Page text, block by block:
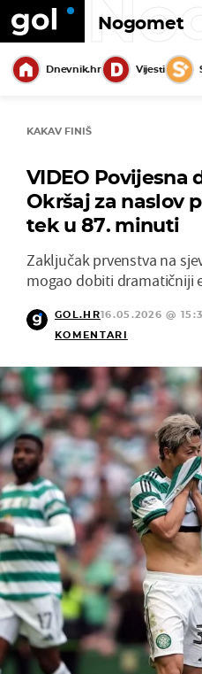
Nogomet
Dnevnik.hr Vijesti
KAKAV FINIŠ
VIDEO Povijesna
Okršaj za naslov
tek u 87. minuti
Zaključak prvenstva na
mogao dobiti dramatičniji
GOL.HR16.05.2026 @
KOMENTARI